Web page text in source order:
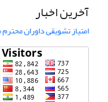
آخرین اخبار
امتیاز تشویقی داوران